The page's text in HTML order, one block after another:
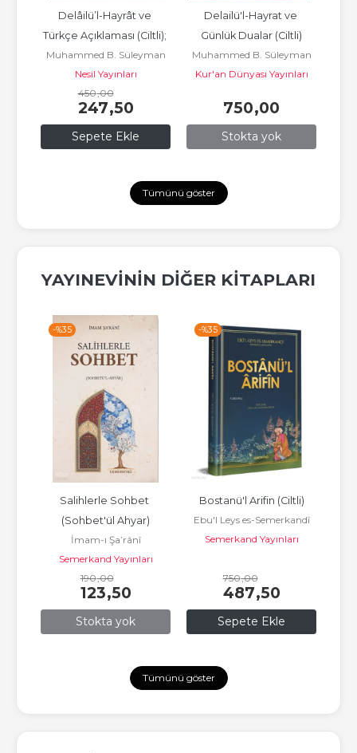
Sepete Ekle
Delâilü’l-Hayrât ve
Türkçe Açıklaması (Ciltli);
Salavat-ı Şerifeler
Muhammed B. Süleyman
El-Cezuli
Nesil Yayınları
450,00
247,50
Stokta yok
Delailü'l-Hayrat ve
Günlük Dualar (Ciltli)
Muhammed B. Süleyman
El-Cezuli
Kur'an Dünyası Yayınları
750,00
Tümünü göster
YAYINEVININ DIĞER KITAPLARI
-%35
Stokta yok
Salihlerle Sohbet
(Sohbet'ül Ahyar)
İmam-ı Şa’rânî
Semerkand Yayınları
190,00
123,50
-%35
Sepete Ekle
Bostanü'l Arifin (Ciltli)
Ebu'l Leys es-Semerkandî
Semerkand Yayınları
750,00
487,50
Tümünü göster